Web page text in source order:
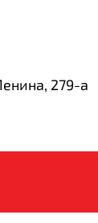
279-а